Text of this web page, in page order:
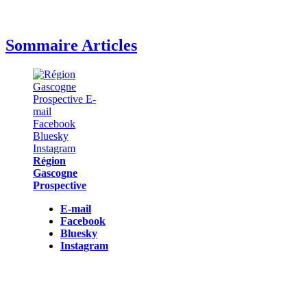
Sommaire Articles
Région
Gascogne
Prospective
E-mail
Facebook
Bluesky
Instagram